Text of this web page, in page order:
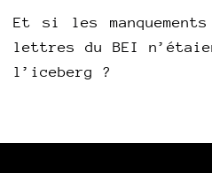
Et si les
lettres du BEI
l’iceberg ?